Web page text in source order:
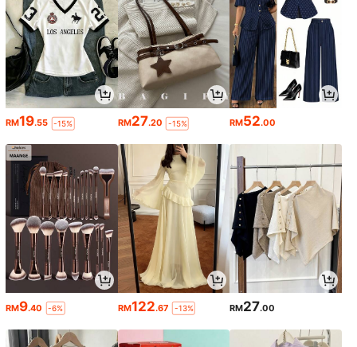
RM19.55 -15% RM27.20 -15% RM52.00
RM9.40 -6% RM122.67 -13% RM27.00